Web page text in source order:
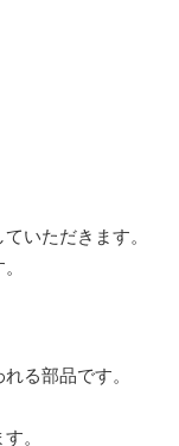
いただきます。
る部品です。
。